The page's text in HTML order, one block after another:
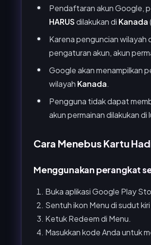
Pendaftaran akun Google,
HARUSdilakukan di Kanada
Karena penguncian
pengaturan akun, akun
Google akan menampilkan
wilayah Kanada.
Pengguna tidak dapat
akun permainan dilakukan di
Cara Menebus Kartu
Menggunakan perangkat
Buka aplikasi Google Play
Sentuh ikon Menu di sudut
Ketuk Redeem di Menu.
Masukkan kode Anda untuk